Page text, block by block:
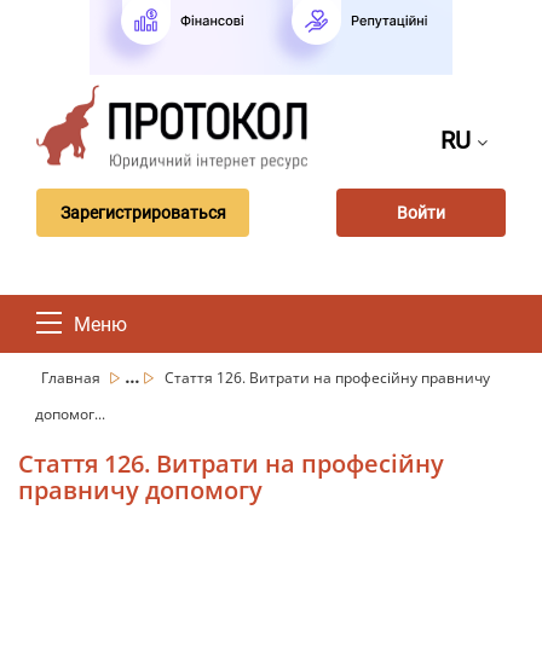
RU
Зарегистрироваться Войти
Меню
Главная ...
Стаття 126. Витрати на професійну правничу
допомог...
Стаття 126. Витрати на професійну
правничу допомогу